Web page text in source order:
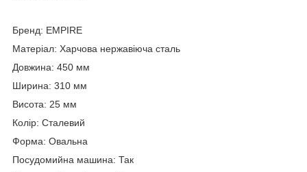
Бренд: EMPIRE
Матеріал: Харчова нержавіюча сталь
Довжина: 450 мм
Ширина: 310 мм
Висота: 25 мм
Колір: Сталевий
Форма: Овальна
Посудомийна машина: Так